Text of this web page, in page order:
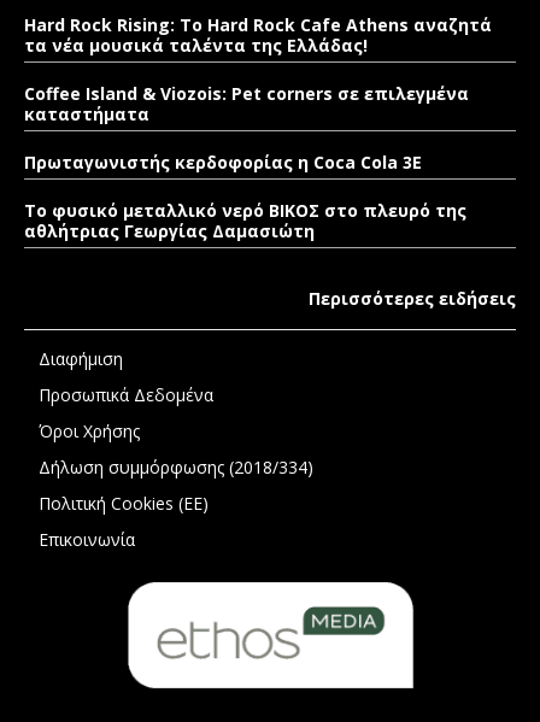
Hard Rock Rising: Το Hard Rock Cafe Athens αναζητά
τα νέα μουσικά ταλέντα της Ελλάδας!
Coffee Island & Viozois: Pet corners σε επιλεγμένα
καταστήματα
Πρωταγωνιστής κερδοφορίας η Coca Cola 3E
Το φυσικό μεταλλικό νερό ΒΙΚΟΣ στο πλευρό της
αθλήτριας Γεωργίας Δαμασιώτη
Περισσότερες ειδήσεις
Διαφήμιση
Προσωπικά Δεδομένα
Όροι Χρήσης
Δήλωση συμμόρφωσης (2018/334)
Πολιτική Cookies (ΕΕ)
Επικοινωνία